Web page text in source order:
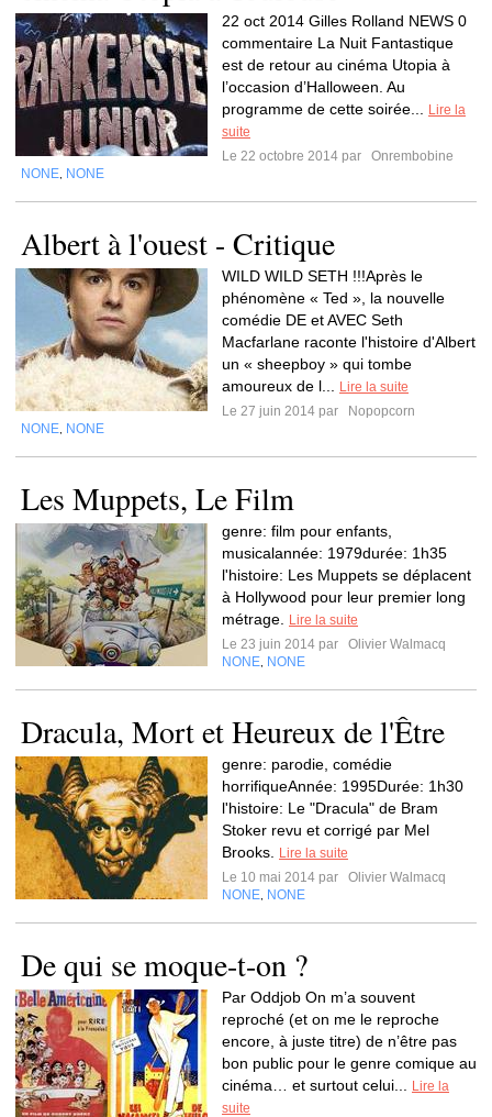
22 oct 2014 Gilles Rolland NEWS 0
commentaire La Nuit Fantastique
est de retour au cinéma Utopia à
l’occasion d’Halloween. Au
programme de cette soirée...
Lire la
suite
Le 22 octobre 2014 par
Onrembobine
NONE NONE
Albert à l'ouest - Critique
WILD WILD SETH !!!Après le
phénomène « Ted », la nouvelle
comédie DE et AVEC Seth
Macfarlane raconte l'histoire d'Albert
un « sheepboy » qui tombe
amoureux de l...
Lire la suite
Le 27 juin 2014 par
Nopopcorn
NONE NONE
Les Muppets, Le Film
genre: film pour enfants,
musicalannée: 1979durée: 1h35
l'histoire: Les Muppets se déplacent
à Hollywood pour leur premier long
métrage.
Lire la suite
Le 23 juin 2014 par
Olivier Walmacq
NONE NONE
Dracula, Mort et Heureux de l'Être
genre: parodie, comédie
horrifiqueAnnée: 1995Durée: 1h30
l'histoire: Le "Dracula" de Bram
Stoker revu et corrigé par Mel
Brooks.
Lire la suite
Le 10 mai 2014 par
Olivier Walmacq
NONE NONE
De qui se moque-t-on ?
Par Oddjob On m’a souvent
reproché (et on me le reproche
encore, à juste titre) de n’être pas
bon public pour le genre comique au
cinéma… et surtout celui...
Lire la
suite